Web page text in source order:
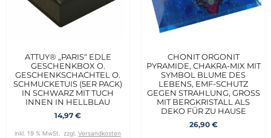
ATTUY® „PARIS“ EDLE
GESCHENKBOX O.
GESCHENKSCHACHTEL O.
SCHMUCKETUIS (5ER PACK)
IN SCHWARZ MIT TUCH
INNEN IN HELLBLAU
14,97 €
inkl. 19 % MwSt. zzgl. Versandkosten
CHONIT ORGONIT
PYRAMIDE, CHAKRA-MIX MIT
SYMBOL BLUME DES
LEBENS, EMF-SCHUTZ
GEGEN STRAHLUNG, GROSS M
IT BERGKRISTALL ALS D
EKO FÜR ZU HAUSE
26,90 €